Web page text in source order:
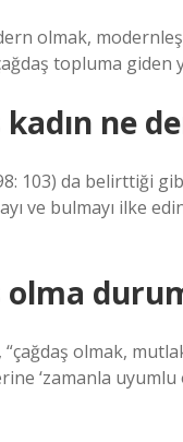
olmak,
topluma giden
kadın ne
103) da belirttiği
ve bulmayı ilke
olma
“çağdaş olmak,
‘zamanla uyumlu